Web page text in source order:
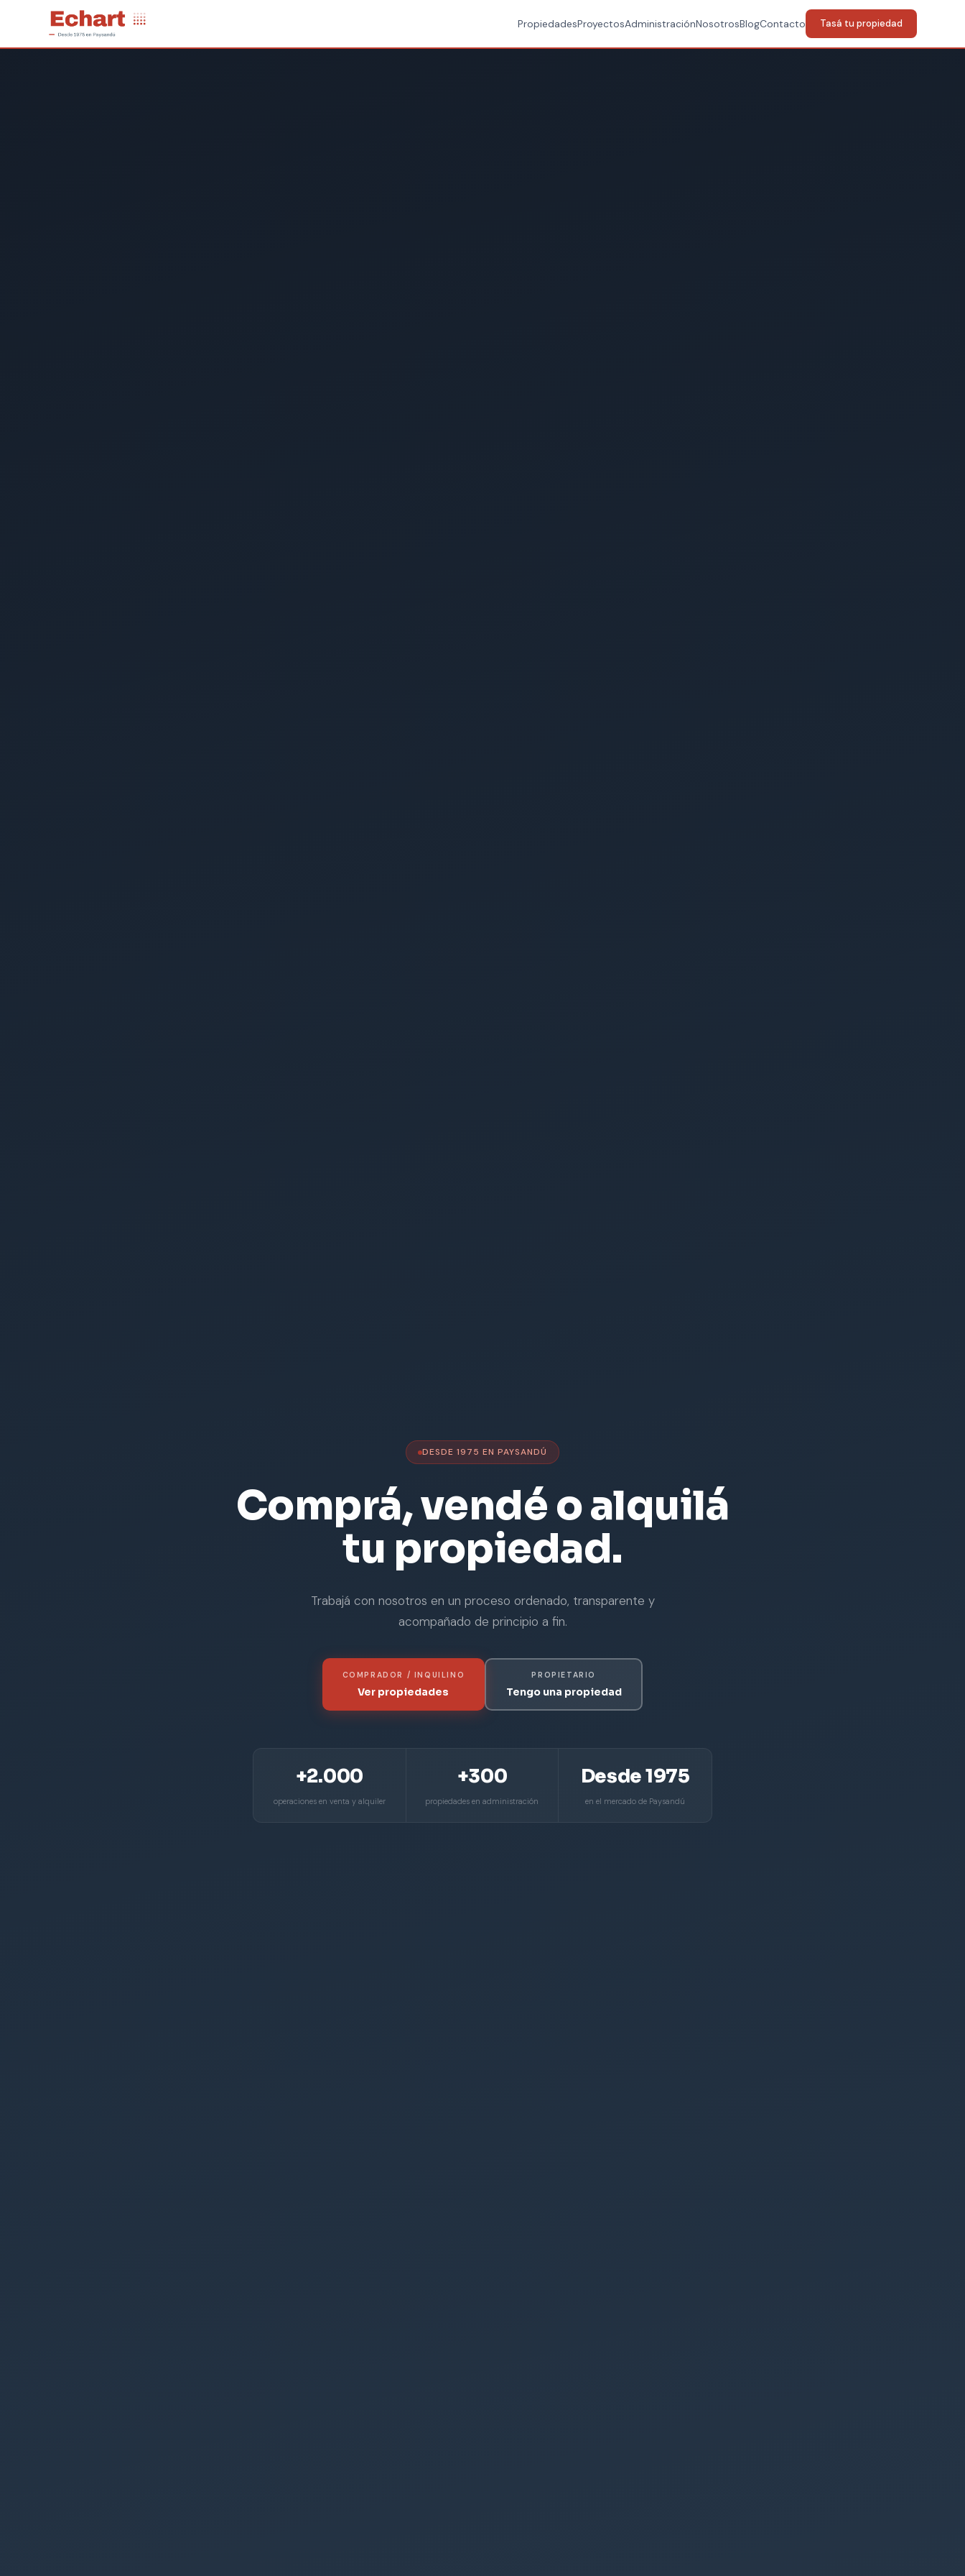
PropiedadesProyectosAdministraciónNosotrosBlogContacto Tasá tu propiedad
DESDE 1975 EN PAYSANDÚ
Comprá, vendé o alquilá
tu propiedad.
Trabajá con nosotros en un proceso ordenado, transparente y
acompañado de principio a fin.
COMPRADOR / INQUILINO
Ver propiedades
PROPIETARIO
Tengo una propiedad
+2.000
operaciones en venta y alquiler
+300
propiedades en administración
Desde 1975
en el mercado de Paysandú